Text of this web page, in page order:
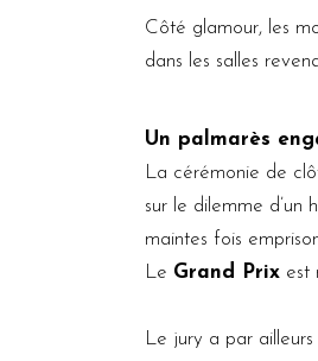
Côté glamour, les
dans les salles
Un palmarès
La cérémonie de
sur le dilemme
maintes fois
Le Grand Prix est
Le jury a par ailleurs